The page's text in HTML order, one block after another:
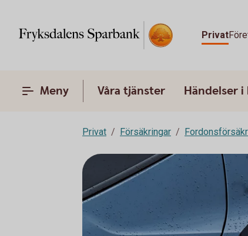
Privat
Meny Våra tjänster Händelser
Privat Försäkringar